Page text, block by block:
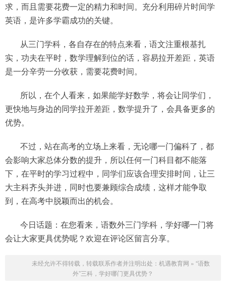
求，而且需要花费一定的精力和时间。充分利用碎片时间学
英语，是许多学霸成功的关键。
从三门学科，各自存在的特点来看，语文注重根基扎
实，功夫在平时，数学理解到位的话，容易拉开差距，英语
是一分辛劳一分收获，需要花费时间。
所以，在个人看来，如果能学好数学，将会让同学们，
更快地与身边的同学拉开差距，数学提升了，会具备更多的
优势。
不过，站在高考的立场上来看，无论哪一门偏科了，都
会影响大家总体分数的提升，所以任何一门科目都不能落
下，在平时的学习过程中，同学们应该合理安排时间，让三
大主科齐头并进，同时也要兼顾综合成绩，这样才能争取
到，在高考中脱颖而出的机会。
今日话题：在您看来，语数外三门学科，学好哪一门将
会让大家更具优势呢？欢迎在评论区留言分享。
未经允许不得转载，转载联系作者并注明出处： 机遇教育网 » “语数
外”三科，学好哪门更具优势？